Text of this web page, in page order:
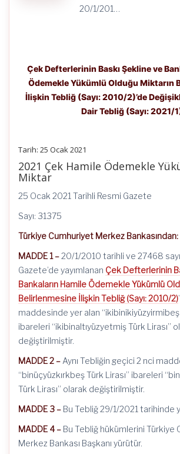
için
20/1/201…
Çek Defterlerinin Baskı Şekline ve
Ödemekle Yükümlü Olduğu Miktarın
İlişkin Tebliğ (Sayı: 2010/2)’de
Dair Tebliğ (Sayı: 2021/
Tarih: 25 Ocak 2021
2021 Çek Hamile Ödemekle
Miktar
25 Ocak 2021 Tarihli Resmi Gazete
Sayı: 31375
Türkiye Cumhuriyet Merkez Bankasından:
MADDE 1 –20/1/2010 tarihli ve 27468
Gazete’de yayımlanan Çek Defterlerinin
Bankaların Hamile Ödemekle Yükümlü
Belirlenmesine İlişkin Tebliğ (Sayı: 2010/2)
maddesinde yer alan “ikibinikiyüzyirmibeş
ibareleri “ikibinaltıyüzyetmiş Türk Lirası”
değiştirilmiştir.
MADDE 2 – Aynı Tebliğin geçici 2 nci
“binüçyüzkırkbeş Türk Lirası” ibareleri
Türk Lirası” olarak değiştirilmiştir.
MADDE 3 – Bu Tebliğ 29/1/2021 tarihinde
MADDE 4 – Bu Tebliğ hükümlerini Türkiye
Merkez Bankası Başkanı yürütür.